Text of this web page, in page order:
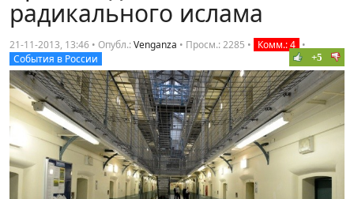
радикального ислама
21-11-2013, 13:46 • Опубл.:Venganza • Просм.: 2285 • Комм.: 4 •
События в России
+5